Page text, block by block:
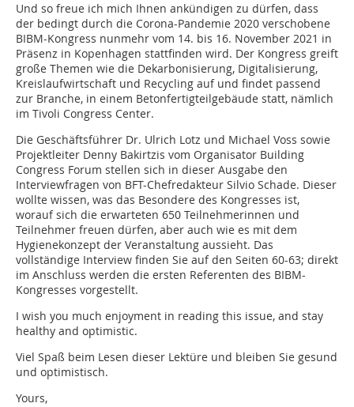
Und so freue ich mich Ihnen ankündigen zu dürfen, dass
der bedingt durch die Corona-Pandemie 2020 verschobene
BIBM-Kongress nunmehr vom 14. bis 16. November 2021 in
Präsenz in Kopenhagen stattfinden wird. Der Kongress greift
große Themen wie die Dekarbonisierung, Digitalisierung,
Kreislaufwirtschaft und Recycling auf und findet passend
zur Branche, in einem Betonfertigteilgebäude statt, nämlich
im Tivoli Congress Center.
Die Geschäftsführer Dr. Ulrich Lotz und Michael Voss sowie
Projektleiter Denny Bakirtzis vom Organisator Building
Congress Forum stellen sich in dieser Ausgabe den
Interviewfragen von BFT-Chefredakteur Silvio Schade. Dieser
wollte wissen, was das Besondere des Kongresses ist,
worauf sich die erwarteten 650 Teilnehmerinnen und
Teilnehmer freuen dürfen, aber auch wie es mit dem
Hygienekonzept der Veranstaltung aussieht. Das
vollständige Interview finden Sie auf den Seiten 60-63; direkt
im Anschluss werden die ersten Referenten des BIBM-
Kongresses vorgestellt.
I wish you much enjoyment in reading this issue, and stay
healthy and optimistic.
Viel Spaß beim Lesen dieser Lektüre und bleiben Sie gesund
und optimistisch.
Yours,